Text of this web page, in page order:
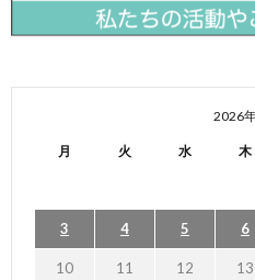
2026
月 火 水 木
3 4 5 6
10 11 12 13